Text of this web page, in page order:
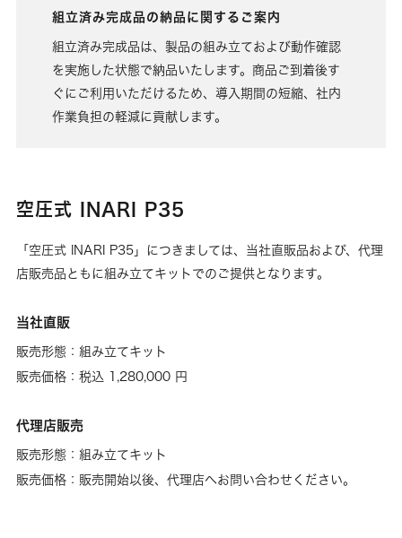
組立済み完成品の納品に関するご案内
組立済み完成品は、製品の組み立ておよび動作確認
を実施した状態で納品いたします。商品ご到着後す
ぐにご利用いただけるため、導入期間の短縮、社内
作業負担の軽減に貢献します。
空圧式 INARI P35
「空圧式 INARI P35」につきましては、当社直販品および、代理
店販売品ともに組み立てキットでのご提供となります。
当社直販
販売形態：組み立てキット
販売価格：税込 1,280,000 円
代理店販売
販売形態：組み立てキット
販売価格：販売開始以後、代理店へお問い合わせください。